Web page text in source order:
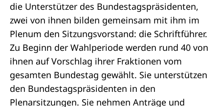
die Unterstützer des Bundestagspräsidenten,
zwei von ihnen bilden gemeinsam mit ihm im
Plenum den Sitzungsvorstand: die Schriftführer.
Zu Beginn der Wahlperiode werden rund 40 von
ihnen auf Vorschlag ihrer Fraktionen vom
gesamten Bundestag gewählt. Sie unterstützen
den Bundestagspräsidenten in den
Plenarsitzungen. Sie nehmen Anträge und